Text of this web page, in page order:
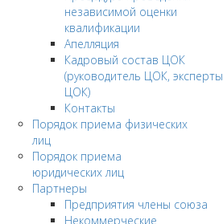
независимой оценки
квалификации
Апелляция
Кадровый состав ЦОК
(руководитель ЦОК, эксперты
ЦОК)
Контакты
Порядок приема физических
лиц
Порядок приема
юридических лиц
Партнеры
Предприятия члены союза
Некоммерческие